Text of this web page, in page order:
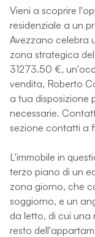
Vieni a scoprire
residenziale a un
Avezzano celebra
zona strategica
31273.50 €,
vendita, Roberto
a tua disposizione
necessarie.
sezione contatti a
L'immobile in
terzo piano di un
zona giorno, che
soggiorno, e un
da letto, di cui una
resto